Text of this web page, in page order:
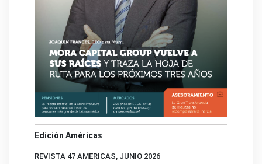
Edición Américas
REVISTA 47 AMERICAS, JUNIO 2026